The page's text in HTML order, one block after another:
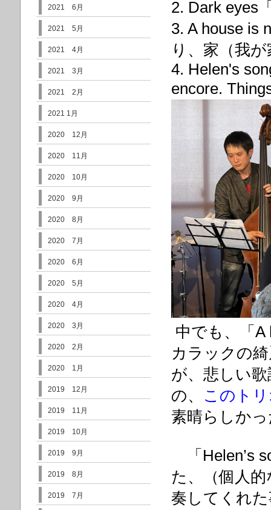
2. Dark eyes
3. A house is
り、家（我
4. Helen's
encore.
中でも、「A
カラックの
が、悲しい
の、
このト
素晴らしか
「Helen’s
た、（個人
奏してくれ
2021 6月
2021 5月
2021 4月
2021 3月
2021 2月
2021 1月
2020 12月
2020 11月
2020 10月
2020 9月
2020 8月
2020 7月
2020 6月
2020 5月
2020 4月
2020 3月
2020 2月
2020 1月
2019 12月
2019 11月
2019 10月
2019 9月
2019 8月
2019 7月